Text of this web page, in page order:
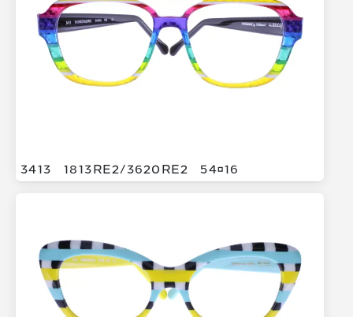
3413 1813RE2/3620RE2 5416